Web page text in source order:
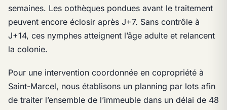
semaines. Les oothèques pondues avant le traitement
peuvent encore éclosir après J+7. Sans contrôle à
J+14, ces nymphes atteignent l’âge adulte et relancent
la colonie.
Pour une intervention coordonnée en copropriété à
Saint-Marcel, nous établisons un planning par lots afin
de traiter l’ensemble de l’immeuble dans un délai de 48